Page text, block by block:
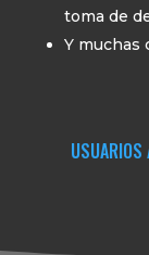
toma de
Y muchas
USUARIOS